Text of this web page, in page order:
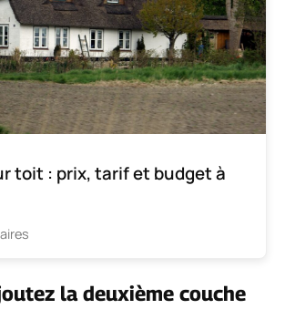
toit : prix, tarif et budget à
la deuxième couche